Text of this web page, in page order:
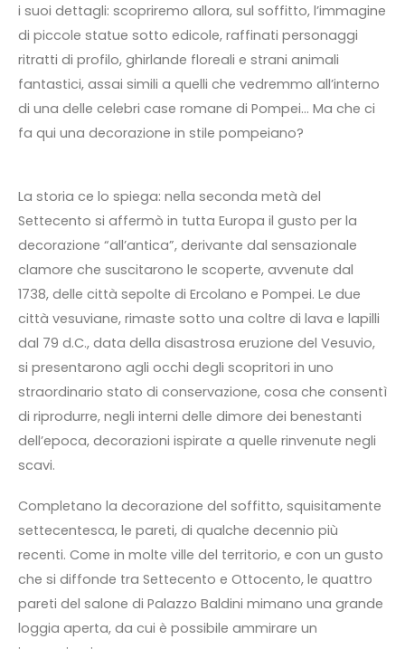
i suoi dettagli: scopriremo allora, sul soffitto, l’immagine
di piccole statue sotto edicole, raffinati personaggi
ritratti di profilo, ghirlande floreali e strani animali
fantastici, assai simili a quelli che vedremmo all’interno
di una delle celebri case romane di Pompei… Ma che ci
fa qui una decorazione in stile pompeiano?
La storia ce lo spiega: nella seconda metà del
Settecento si affermò in tutta Europa il gusto per la
decorazione “all’antica”, derivante dal sensazionale
clamore che suscitarono le scoperte, avvenute dal
1738, delle città sepolte di Ercolano e Pompei. Le due
città vesuviane, rimaste sotto una coltre di lava e lapilli
dal 79 d.C., data della disastrosa eruzione del Vesuvio,
si presentarono agli occhi degli scopritori in uno
straordinario stato di conservazione, cosa che consentì
di riprodurre, negli interni delle dimore dei benestanti
dell’epoca, decorazioni ispirate a quelle rinvenute negli
scavi.
Completano la decorazione del soffitto, squisitamente
settecentesca, le pareti, di qualche decennio più
recenti. Come in molte ville del territorio, e con un gusto
che si diffonde tra Settecento e Ottocento, le quattro
pareti del salone di Palazzo Baldini mimano una grande
loggia aperta, da cui è possibile ammirare un